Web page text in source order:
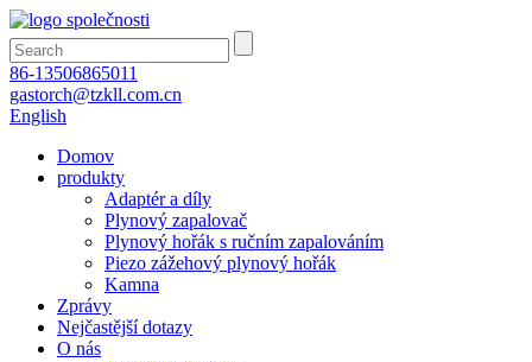
86-13506865011
gastorch@tzkll.com.cn
English
Domov
produkty
Adaptér a díly
Plynový zapalovač
Plynový hořák s ručním zapalováním
Piezo zážehový plynový hořák
Kamna
Zprávy
Nejčastější dotazy
O nás